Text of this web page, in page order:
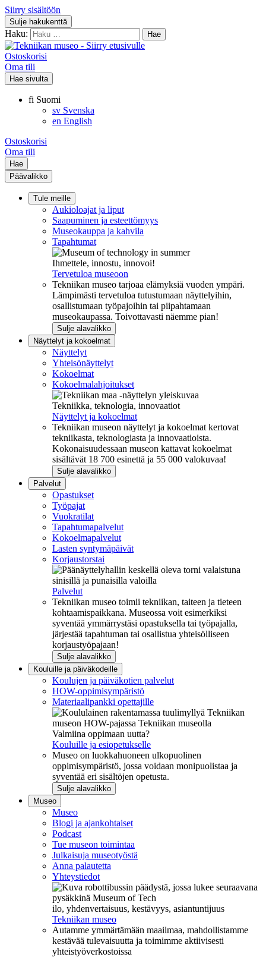
Siirry sisältöön
Sulje hakukenttä
Haku:
Ostoskorisi
Oma tili
Hae sivulta
fi Suomi
sv Svenska
en English
Ostoskorisi
Oma tili
Hae
Päävalikko
Tule meille
Aukioloajat ja liput
Saapuminen ja esteettömyys
Museokauppa ja kahvila
Tapahtumat
Ihmettele, innostu, innovoi!
Tervetuloa museoon
Tekniikan museo tarjoaa elämyksiä vuoden ympäri.
Lämpimästi tervetuloa tutustumaan näyttelyihin,
osallistumaan työpajoihin tai piipahtamaan
museokaupassa. Toivottavasti näemme pian!
Sulje alavalikko
Näyttelyt ja kokoelmat
Näyttelyt
Yhteisönäyttelyt
Kokoelmat
Kokoelmalahjoitukset
Tekniikka, teknologia, innovaatiot
Näyttelyt ja kokoelmat
Tekniikan museon näyttelyt ja kokoelmat kertovat
tekniikasta, teknologiasta ja innovaatioista.
Kokonaisuudessaan museon kattavat kokoelmat
sisältävät 18 700 esinettä ja 55 000 valokuvaa!
Sulje alavalikko
Palvelut
Opastukset
Työpajat
Vuokratilat
Tapahtumapalvelut
Kokoelmapalvelut
Lasten syntymäpäivät
Korjaustorstai
Palvelut
Tekniikan museo toimii tekniikan, taiteen ja tieteen
kohtaamispaikkana. Museossa voit esimerkiksi
syventää ymmärrystäsi opastuksella tai työpajalla,
järjestää tapahtuman tai osallistua yhteisölliseen
korjaustyöpajaan!
Sulje alavalikko
Kouluille ja päiväkodeille
Koulujen ja päiväkotien palvelut
HOW-oppimisympäristö
Materiaalipankki opettajille
Valmiina oppimaan uutta?
Kouluille ja esiopetukselle
Museo on luokkahuoneen ulkopuolinen
oppimisympäristö, jossa voidaan monipuolistaa ja
syventää eri sisältöjen opetusta.
Sulje alavalikko
Museo
Museo
Blogi ja ajankohtaiset
Podcast
Tue museon toimintaa
Julkaisuja museotyöstä
Anna palautetta
Yhteystiedot
ilo, yhdenvertaisuus, kestävyys, asiantuntijuus
Tekniikan museo
Autamme ymmärtämään maailmaa, mahdollistamme
kestävää tulevaisuutta ja toimimme aktiivisesti
yhteistyöverkostoissa